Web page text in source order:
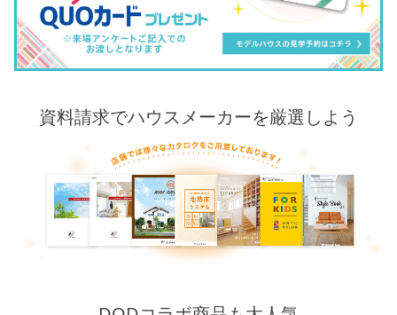
資料請求でハウスメーカーを厳選しよう